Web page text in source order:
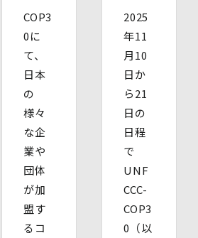
成年被後見人であることを証明する
の他法定代理権の確認ができる公的書
の場合】
人の本人確認書類の写し
手数料及び徴収方法
円（紙面でのご請求の場合は、
請求いただく場合は、ご請求時にご
ます。）
お問い合わせ窓口
管理部長
区銀座7丁目3番5号 ヒューリック銀座
COP3
0に
て、
日本
の
様々
な企
業や
団体
が加
盟す
るコ
2025
年11
月10
日か
ら21
日の
日程
で
UNF
CCC-
COP3
0（以